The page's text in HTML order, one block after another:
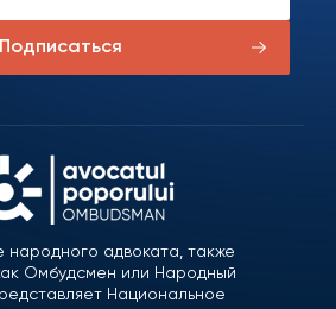
Подписаться
народного адвоката, также
Омбудсмен или Народный
Национальное